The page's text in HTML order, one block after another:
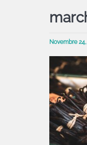
Novembre